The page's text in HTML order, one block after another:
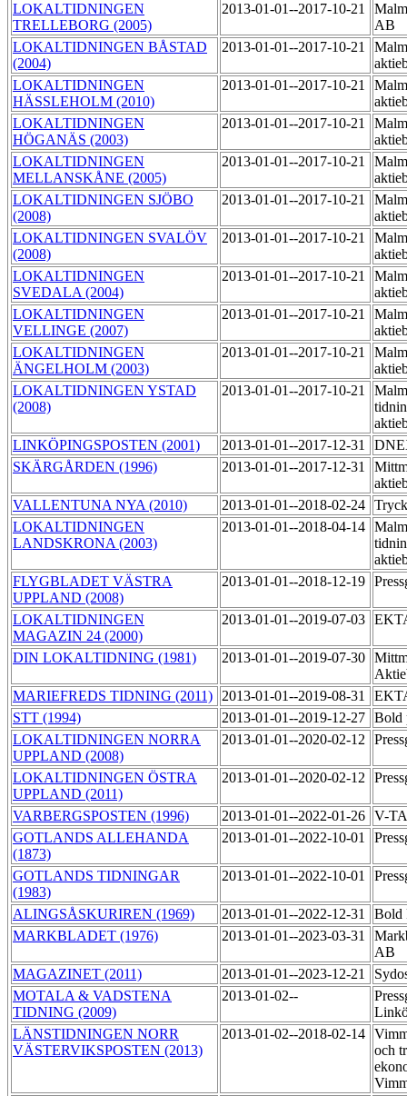
LOKALTIDNINGEN
TRELLEBORG (2005)
2013-01-01--2017-10-21
AB
LOKALTIDNINGEN BÅSTAD
(2004)
2013-01-01--2017-10-21
LOKALTIDNINGEN
HÄSSLEHOLM (2010)
2013-01-01--2017-10-21
LOKALTIDNINGEN
HÖGANÄS (2003)
2013-01-01--2017-10-21
LOKALTIDNINGEN
MELLANSKÅNE (2005)
2013-01-01--2017-10-21
LOKALTIDNINGEN SJÖBO
(2008)
2013-01-01--2017-10-21
LOKALTIDNINGEN SVALÖV
(2008)
2013-01-01--2017-10-21
LOKALTIDNINGEN
SVEDALA (2004)
2013-01-01--2017-10-21
LOKALTIDNINGEN
VELLINGE (2007)
2013-01-01--2017-10-21
LOKALTIDNINGEN
ÄNGELHOLM (2003)
2013-01-01--2017-10-21
LOKALTIDNINGEN YSTAD
(2008)
2013-01-01--2017-10-21
LINKÖPINGSPOSTEN (2001)
2013-01-01--2017-12-31
SKÄRGÅRDEN (1996)
2013-01-01--2017-12-31
VALLENTUNA NYA (2010)
2013-01-01--2018-02-24
LOKALTIDNINGEN
LANDSKRONA (2003)
2013-01-01--2018-04-14
FLYGBLADET VÄSTRA
UPPLAND (2008)
2013-01-01--2018-12-19
LOKALTIDNINGEN
MAGAZIN 24 (2000)
2013-01-01--2019-07-03
DIN LOKALTIDNING (1981) 2013-01-01--2019-07-30
MARIEFREDS TIDNING (2011)
2013-01-01--2019-08-31
STT (1994)
2013-01-01--2019-12-27 Bold
LOKALTIDNINGEN NORRA
UPPLAND (2008)
2013-01-01--2020-02-12
LOKALTIDNINGEN ÖSTRA
UPPLAND (2011)
2013-01-01--2020-02-12
VARBERGSPOSTEN (1996) 2013-01-01--2022-01-26 V-
GOTLANDS ALLEHANDA
(1873)
2013-01-01--2022-10-01
GOTLANDS TIDNINGAR
(1983)
2013-01-01--2022-10-01
ALINGSÅSKURIREN (1969) 2013-01-01--2022-12-31
Bold
MARKBLADET (1976)
2013-01-01--2023-03-31
AB
MAGAZINET (2011)
2013-01-01--2023-12-21
MOTALA & VADSTENA
TIDNING (2009)
2013-01-02--
LÄNSTIDNINGEN NORR
VÄSTERVIKSPOSTEN (2013)
2013-01-02--2018-02-14
och